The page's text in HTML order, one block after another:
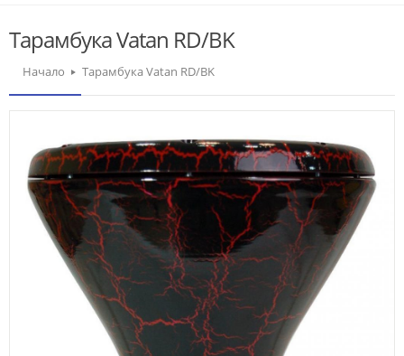
Тарамбука Vatan RD/BK
Начало Тарамбука Vatan RD/BK